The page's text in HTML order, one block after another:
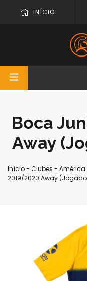
INÍCIO
Boca
Away
Início- Clubes - América
2019/2020 Away